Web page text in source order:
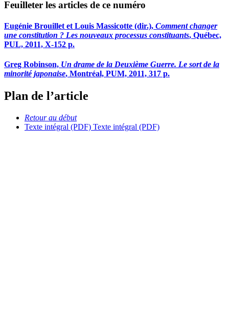
Feuilleter les articles de ce numéro
Eugénie Brouillet et Louis Massicotte (dir.), Comment changer
une constitution ? Les nouveaux processus constituants, Québec,
PUL, 2011, X-152 p.
Greg Robinson, Un drame de la Deuxième Guerre. Le sort de la
minorité japonaise, Montréal, PUM, 2011, 317 p.
Plan de l’article
Retour au début
Texte intégral (PDF) Texte intégral (PDF)